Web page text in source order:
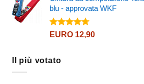
blu - approvata WKF
Valutato
EURO12,90
Il più votato